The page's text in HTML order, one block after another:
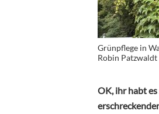
Grünpflege in
Robin Patzwaldt
OK, ihr habt